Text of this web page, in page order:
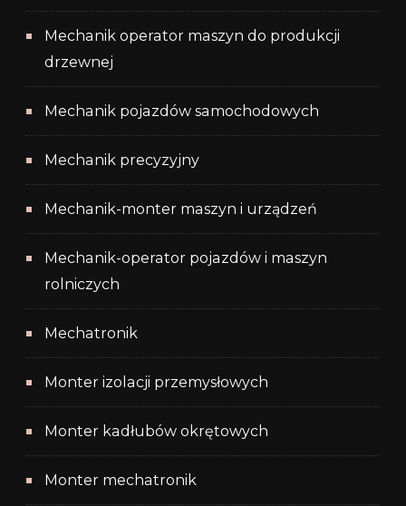
Mechanik operator maszyn do produkcji
drzewnej
Mechanik pojazdów samochodowych
Mechanik precyzyjny
Mechanik-monter maszyn i urządzeń
Mechanik-operator pojazdów i maszyn
rolniczych
Mechatronik
Monter izolacji przemysłowych
Monter kadłubów okrętowych
Monter mechatronik